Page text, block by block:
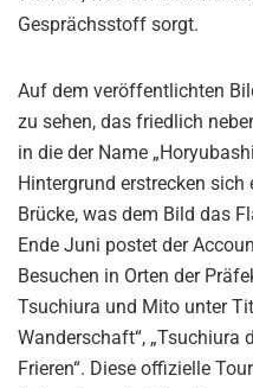
Gesprächsstoff sorgt.
Auf dem veröffentlichten
zu sehen, das friedlich
in die der Name
Hintergrund erstrecken sich
Brücke, was dem Bild das
Ende Juni postet der
Besuchen in Orten der
Tsuchiura und Mito unter
Wanderschaft“, „Tsuchiura
Frieren“. Diese offizielle